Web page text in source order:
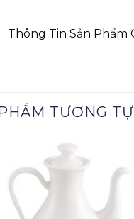
Thông Tin Sản Phẩm
TƯƠNG TỰ